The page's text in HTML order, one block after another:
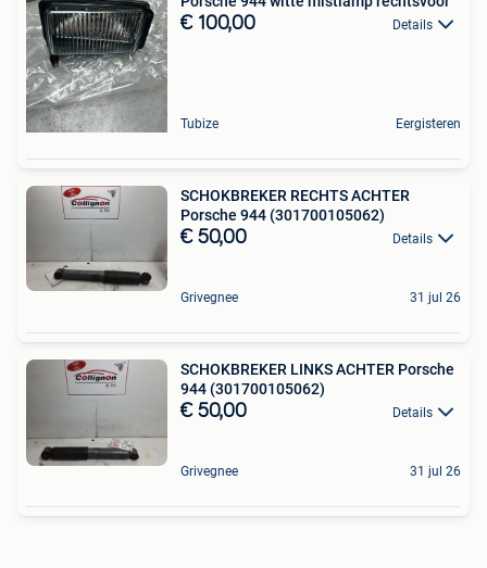
€ 100,00 Details
Tubize Eergisteren
SCHOKBREKER RECHTS ACHTER
Porsche 944 (301700105062)
€ 50,00 Details
Grivegnee 31 jul 26
SCHOKBREKER LINKS ACHTER Porsche
944 (301700105062)
€ 50,00 Details
Grivegnee 31 jul 26